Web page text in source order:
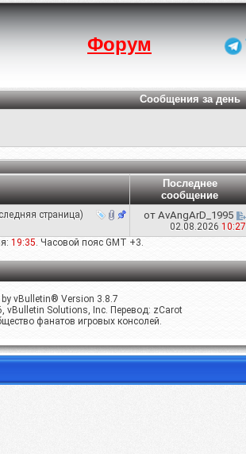
Форум
Сообщения за день
Последнее
сообщение
страница)
от AvAngArD_1995
02.08.2026 10:27
19:35. Часовой пояс GMT +3.
by vBulletin® Version 3.8.7
vBulletin Solutions, Inc. Перевод: zCarot
фанатов игровых консолей.